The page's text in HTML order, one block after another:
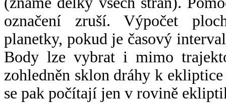
označení zruší. Výpočet
planetky, pokud je časový
Body lze vybrat i mimo
zohledněn sklon dráhy k
se pak počítají jen v rovině